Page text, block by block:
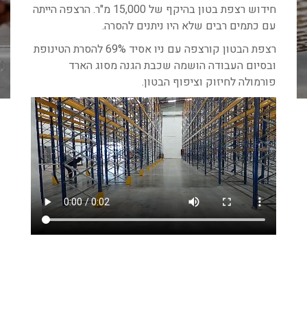
חידוש רצפת בטון בהיקף של 15,000 מ"ר. הרצפה הייתה
עם כתמים רבים שלא היו ניתנים להסרה.
רצפת הבטון קורצפה עם ניו אסיד 69% להסרת הטינופת
ובסיום העבודה הושמה שכבת הגנה מסוג הארד
פורמולה לחיזוק וציפוף הבטון.